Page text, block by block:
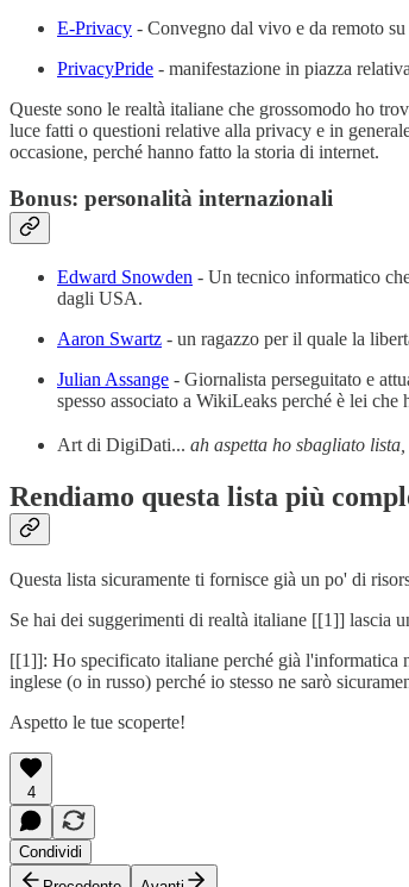
E-Privacy - Convegno dal vivo e da remoto
PrivacyPride - manifestazione in piazza
Queste sono le realtà italiane che grossomodo ho
luce fatti o questioni relative alla privacy e in
occasione, perché hanno fatto la storia di internet.
Bonus: personalità internazionali
Edward Snowden - Un tecnico informatico
dagli USA.
Aaron Swartz - un ragazzo per il quale la
Julian Assange - Giornalista perseguitato e
spesso associato a WikiLeaks perché è lei
Art di DigiDati... ah aspetta ho sbagliato
Rendiamo questa lista più
Questa lista sicuramente ti fornisce già un po' di
Se hai dei suggerimenti di realtà italiane [[1]] lascia
[[1]]: Ho specificato italiane perché già l'informatica
inglese (o in russo) perché io stesso ne sarò
Aspetto le tue scoperte!
4
Condividi